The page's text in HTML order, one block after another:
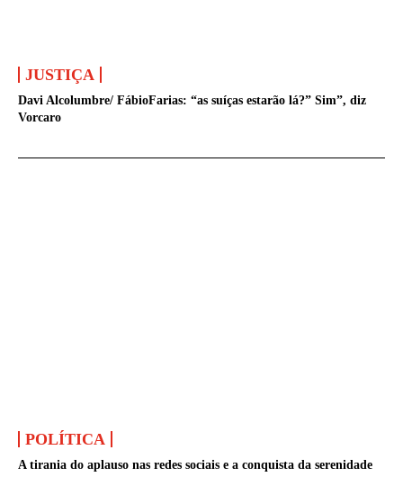
JUSTIÇA
Davi Alcolumbre/ FábioFarias: “as suíças estarão lá?” Sim”, diz
Vorcaro
POLÍTICA
A tirania do aplauso nas redes sociais e a conquista da serenidade